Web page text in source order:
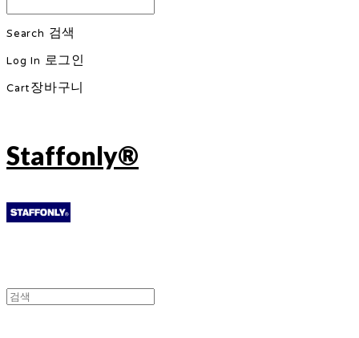
Search 검색
Log In 로그인
Cart장바구니
Staffonly®